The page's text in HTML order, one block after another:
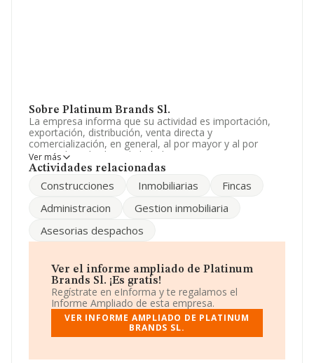
Sobre Platinum Brands Sl.
La empresa informa que su actividad es importación,
exportación, distribución, venta directa y
comercialización, en general, al por mayor y al por
menor de toda clase de bebidas. La empresa aparece
inscrita en el Registro Mercantil como Sociedad
'%cnae%'. La compañía no tiene actividad en mercados
empleados con respecto al 2013 y teniendo en cuenta
la información disponible en INFORMA, ha dispuesto de
sector.
Su email esplatinumbrands.es@hotmail.com.
La sociedad españolaPlatinum Brands S.L, con
número de identificación fiscal B93032548, tiene
domicilio fiscal en Calle Jacinto Benavente C.Com. Las
Málaga, Andalucía.
Ver más
Actividades relacionadas
Construcciones Inmobiliarias
Fincas
Administracion
Gestion inmobiliaria
Asesorias despachos
Ver el informe ampliado de Platinum
Brands Sl. ¡Es gratis!
Regístrate en eInforma y te regalamos el
Informe Ampliado de esta empresa.
VER INFORME AMPLIADO DE PLATINUM
BRANDS SL.